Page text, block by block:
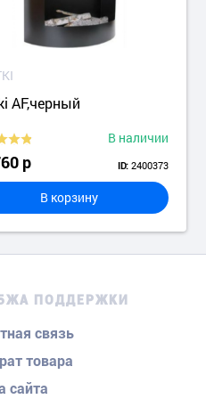
AF,черный
В наличии
р ID: 2400373
В корзину
ПОДДЕРЖКИ
связь
товара
сайта